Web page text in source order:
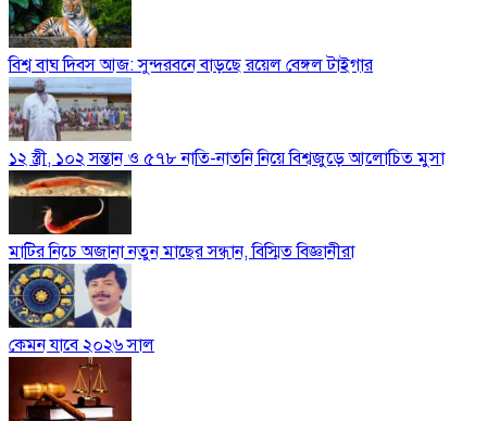
বিশ্ব বাঘ দিবস আজ: সুন্দরবনে বাড়ছে রয়েল বেঙ্গল টাইগার
১২ স্ত্রী, ১০২ সন্তান ও ৫৭৮ নাতি-নাতনি নিয়ে বিশ্বজুড়ে আলোচিত মুসা
মাটির নিচে অজানা নতুন মাছের সন্ধান, বিস্মিত বিজ্ঞানীরা
কেমন যাবে ২০২৬ সাল